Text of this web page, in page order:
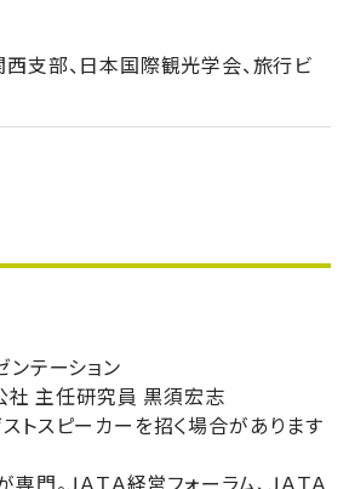
支部、日本国際観光学会、旅行ビ
ンテーション
主任研究員 黒須宏志
トスピーカーを招く場合があります